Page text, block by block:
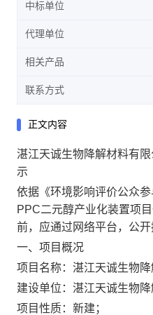
中标单位
代理单位
相关产品
联系方式
正文内容
湛江天诚生物降解材料有
示
依据《环境影响评价公众
PPC二元醇产业化装置项
前，应通过网络平台，公
一、项目概况
项目名称：湛江天诚生物
建设单位：湛江天诚生物降
项目性质：新建；